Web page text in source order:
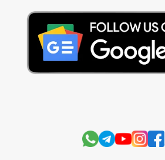
Hindi Stories International
Jobs and Education Lifestyle
Monthly Current Affairs